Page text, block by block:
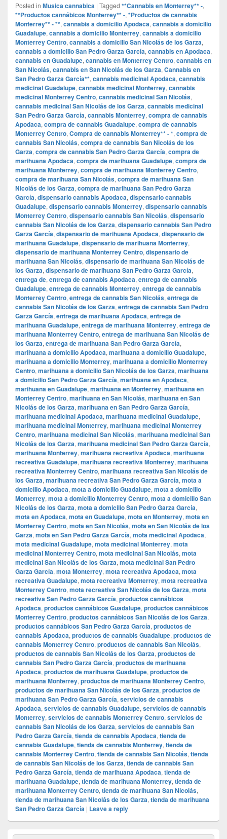
Posted in Musica cannabica | Tagged **Cannabis en Monterrey** -,
**Productos cannábicos Monterrey** -, *Productos de cannabis
Monterrey** - **, cannabis a domicilio Apodaca, cannabis a domicilio
Guadalupe, cannabis a domicilio Monterrey, cannabis a domicilio
Monterrey Centro, cannabis a domicilio San Nicolás de los Garza,
cannabis a domicilio San Pedro Garza García, cannabis en Apodaca,
cannabis en Guadalupe, cannabis en Monterrey Centro, cannabis en
San Nicolás, cannabis en San Nicolás de los Garza, Cannabis en
San Pedro Garza García**, cannabis medicinal Apodaca, cannabis
medicinal Guadalupe, cannabis medicinal Monterrey, cannabis
medicinal Monterrey Centro, cannabis medicinal San Nicolás,
cannabis medicinal San Nicolás de los Garza, cannabis medicinal
San Pedro Garza García, cannabis Monterrey, compra de cannabis
Apodaca, compra de cannabis Guadalupe, compra de cannabis
Monterrey Centro, Compra de cannabis Monterrey** - *, compra de
cannabis San Nicolás, compra de cannabis San Nicolás de los
Garza, compra de cannabis San Pedro Garza García, compra de
marihuana Apodaca, compra de marihuana Guadalupe, compra de
marihuana Monterrey, compra de marihuana Monterrey Centro,
compra de marihuana San Nicolás, compra de marihuana San
Nicolás de los Garza, compra de marihuana San Pedro Garza
García, dispensario cannabis Apodaca, dispensario cannabis
Guadalupe, dispensario cannabis Monterrey, dispensario cannabis
Monterrey Centro, dispensario cannabis San Nicolás, dispensario
cannabis San Nicolás de los Garza, dispensario cannabis San Pedro
Garza García, dispensario de marihuana Apodaca, dispensario de
marihuana Guadalupe, dispensario de marihuana Monterrey,
dispensario de marihuana Monterrey Centro, dispensario de
marihuana San Nicolás, dispensario de marihuana San Nicolás de
los Garza, dispensario de marihuana San Pedro Garza García,
entrega de, entrega de cannabis Apodaca, entrega de cannabis
Guadalupe, entrega de cannabis Monterrey, entrega de cannabis
Monterrey Centro, entrega de cannabis San Nicolás, entrega de
cannabis San Nicolás de los Garza, entrega de cannabis San Pedro
Garza García, entrega de marihuana Apodaca, entrega de
marihuana Guadalupe, entrega de marihuana Monterrey, entrega de
marihuana Monterrey Centro, entrega de marihuana San Nicolás de
los Garza, entrega de marihuana San Pedro Garza García,
marihuana a domicilio Apodaca, marihuana a domicilio Guadalupe,
marihuana a domicilio Monterrey, marihuana a domicilio Monterrey
Centro, marihuana a domicilio San Nicolás de los Garza, marihuana
a domicilio San Pedro Garza García, marihuana en Apodaca,
marihuana en Guadalupe, marihuana en Monterrey, marihuana en
Monterrey Centro, marihuana en San Nicolás, marihuana en San
Nicolás de los Garza, marihuana en San Pedro Garza García,
marihuana medicinal Apodaca, marihuana medicinal Guadalupe,
marihuana medicinal Monterrey, marihuana medicinal Monterrey
Centro, marihuana medicinal San Nicolás, marihuana medicinal San
Nicolás de los Garza, marihuana medicinal San Pedro Garza García,
marihuana Monterrey, marihuana recreativa Apodaca, marihuana
recreativa Guadalupe, marihuana recreativa Monterrey, marihuana
recreativa Monterrey Centro, marihuana recreativa San Nicolás de
los Garza, marihuana recreativa San Pedro Garza García, mota a
domicilio Apodaca, mota a domicilio Guadalupe, mota a domicilio
Monterrey, mota a domicilio Monterrey Centro, mota a domicilio San
Nicolás de los Garza, mota a domicilio San Pedro Garza García,
mota en Apodaca, mota en Guadalupe, mota en Monterrey, mota en
Monterrey Centro, mota en San Nicolás, mota en San Nicolás de los
Garza, mota en San Pedro Garza García, mota medicinal Apodaca,
mota medicinal Guadalupe, mota medicinal Monterrey, mota
medicinal Monterrey Centro, mota medicinal San Nicolás, mota
medicinal San Nicolás de los Garza, mota medicinal San Pedro
Garza García, mota Monterrey, mota recreativa Apodaca, mota
recreativa Guadalupe, mota recreativa Monterrey, mota recreativa
Monterrey Centro, mota recreativa San Nicolás de los Garza, mota
recreativa San Pedro Garza García, productos cannábicos
Apodaca, productos cannábicos Guadalupe, productos cannábicos
Monterrey Centro, productos cannábicos San Nicolás de los Garza,
productos cannábicos San Pedro Garza García, productos de
cannabis Apodaca, productos de cannabis Guadalupe, productos de
cannabis Monterrey Centro, productos de cannabis San Nicolás,
productos de cannabis San Nicolás de los Garza, productos de
cannabis San Pedro Garza García, productos de marihuana
Apodaca, productos de marihuana Guadalupe, productos de
marihuana Monterrey, productos de marihuana Monterrey Centro,
productos de marihuana San Nicolás de los Garza, productos de
marihuana San Pedro Garza García, servicios de cannabis
Apodaca, servicios de cannabis Guadalupe, servicios de cannabis
Monterrey, servicios de cannabis Monterrey Centro, servicios de
cannabis San Nicolás de los Garza, servicios de cannabis San
Pedro Garza García, tienda de cannabis Apodaca, tienda de
cannabis Guadalupe, tienda de cannabis Monterrey, tienda de
cannabis Monterrey Centro, tienda de cannabis San Nicolás, tienda
de cannabis San Nicolás de los Garza, tienda de cannabis San
Pedro Garza García, tienda de marihuana Apodaca, tienda de
marihuana Guadalupe, tienda de marihuana Monterrey, tienda de
marihuana Monterrey Centro, tienda de marihuana San Nicolás,
tienda de marihuana San Nicolás de los Garza, tienda de marihuana
San Pedro Garza García | Leave a reply
Primary